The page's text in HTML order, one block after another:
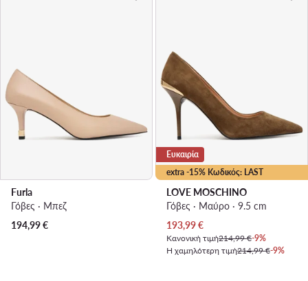
Furla
Γόβες · Μπεζ
194,99€
extra -15% Κωδικός: LAST
Ευκαιρία
LOVE MOSCHINO
Γόβες · Μαύρο · 9.5 cm
Τρέχουσα τιμή
193,99€
Κανονική τιμή214,99 €-9%
Η χαμηλότερη τιμή214,99 €-9%